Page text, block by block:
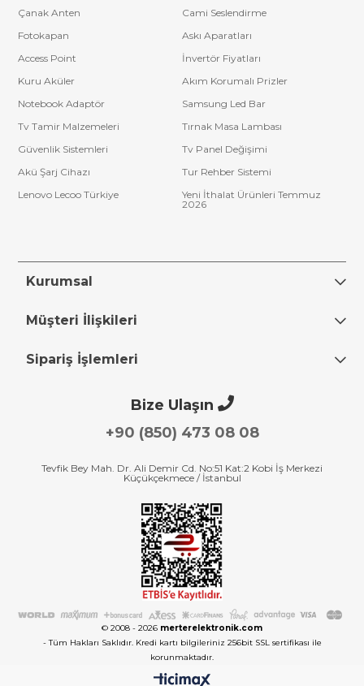
Çanak Anten
Cami Seslendirme
Fotokapan
Askı Aparatları
Access Point
İnvertör Fiyatları
Kuru Aküler
Akım Korumalı Prizler
Notebook Adaptör
Samsung Led Bar
Tv Tamir Malzemeleri
Tırnak Masa Lambası
Güvenlik Sistemleri
Tv Panel Değişimi
Akü Şarj Cihazı
Tur Rehber Sistemi
Lenovo Lecoo Türkiye
Yeni İthalat Ürünleri Temmuz
2026
Kurumsal
Müşteri İlişkileri
Sipariş İşlemleri
Bize Ulaşın
+90 (850) 473 08 08
Tevfik Bey Mah. Dr. Ali Demir Cd. No:51 Kat:2 Kobi İş Merkezi
Küçükçekmece / İstanbul
© 2008 - 2026 merterelektronik.com
- Tüm Hakları Saklıdır. Kredi kartı bilgileriniz 256bit SSL sertifikası ile
korunmaktadır.